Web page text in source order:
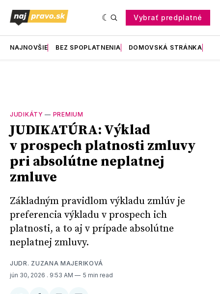
Vybrať predplatné
NAJNOVŠIE BEZ SPOPLATNENIA DOMOVSKÁ STRÁNKA
JUDIKÁTY — PREMIUM
JUDIKATÚRA: Výklad
v prospech platnosti zmluvy
pri absolútne neplatnej
zmluve
Základným pravidlom výkladu zmlúv je
preferencia výkladu v prospech ich
platnosti, a to aj v prípade absolútne
neplatnej zmluvy.
JUDR. ZUZANA MAJERIKOVÁ
jún 30, 2026 . 9:53 AM 5 min read